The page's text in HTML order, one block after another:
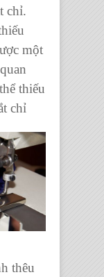
chỉ.
một
thiếu
chỉ
thêu